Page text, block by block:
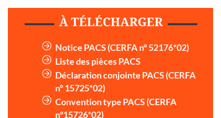
À TÉLÉCHARGER
Notice PACS (CERFA n° 52176*02)
Liste des pièces PACS
Déclaration conjointe PACS (CERFA
n° 15725*02)
Convention type PACS (CERFA
n°15726*02)